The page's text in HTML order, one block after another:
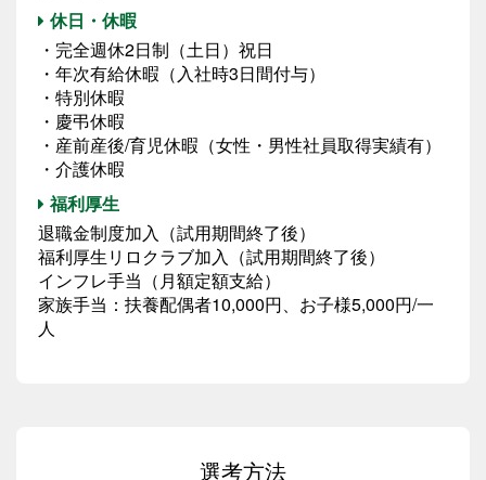
休日・休暇
・完全週休2日制（土日）祝日
・年次有給休暇（入社時3日間付与）
・特別休暇
・慶弔休暇
・産前産後/育児休暇（女性・男性社員取得実績有）
・介護休暇
福利厚生
退職金制度加入（試用期間終了後）
福利厚生リロクラブ加入（試用期間終了後）
インフレ手当（月額定額支給）
家族手当：扶養配偶者10,000円、お子様5,000円/一
人
選考方法